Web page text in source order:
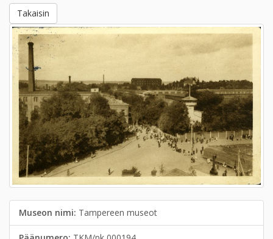
Takaisin
Museon nimi: Tampereen museot